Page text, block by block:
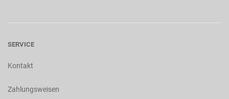
SERVICE
Kontakt
Zahlungsweisen